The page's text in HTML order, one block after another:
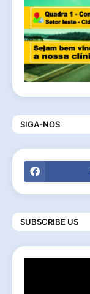
SIGA-NOS
SUBSCRIBE US